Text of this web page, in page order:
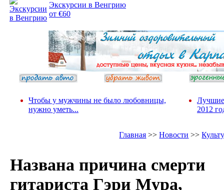
Экскурсии в Венгрию
от €60
Чтобы у мужчины не было любовницы,
нужно уметь...
Лучшие
2012
Главная >>Новости >>
Названа причина смерти
гитариста Гэри Мура,